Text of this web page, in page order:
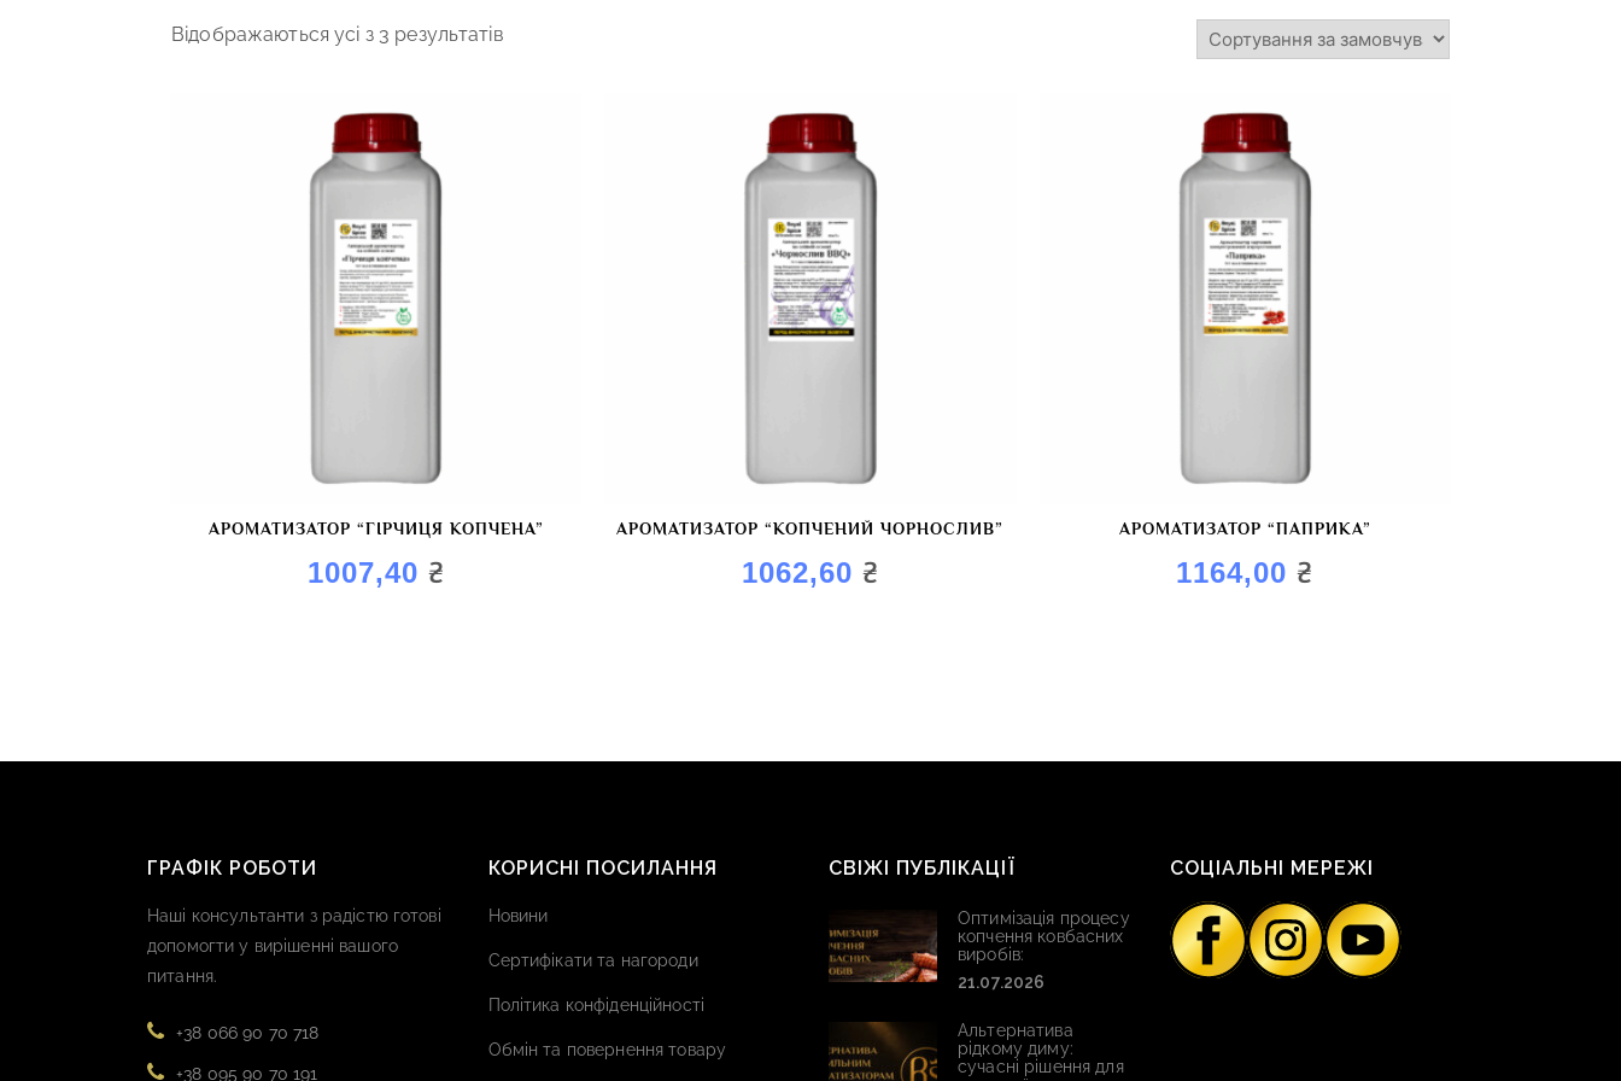
Відображаються усі з 3 результатів
АРОМАТИЗАТОР “ГІРЧИЦЯ КОПЧЕНА”
1007,40 ₴
АРОМАТИЗАТОР “КОПЧЕНИЙ ЧОРНОСЛИВ”
1062,60 ₴
АРОМАТИЗАТОР “ПАПРИКА”
1164,00₴
ГРАФІК РОБОТИ
Наші консультанти з радістю готові
допомогти у вирішенні вашого
питання.
+38 066 90 70 718
+38 095 90 70 191
КОРИСНІ ПОСИЛАННЯ
Новини
Сертифікати та нагороди
Політика конфіденційності
Обмін та повернення товару
СВІЖІ ПУБЛІКАЦІЇ
Оптимізація процесу
копчення ковбасних
виробів:
21.07.2026
Альтернатива
рідкому диму:
сучасні рішення для
СОЦІАЛЬНІ МЕРЕЖІ